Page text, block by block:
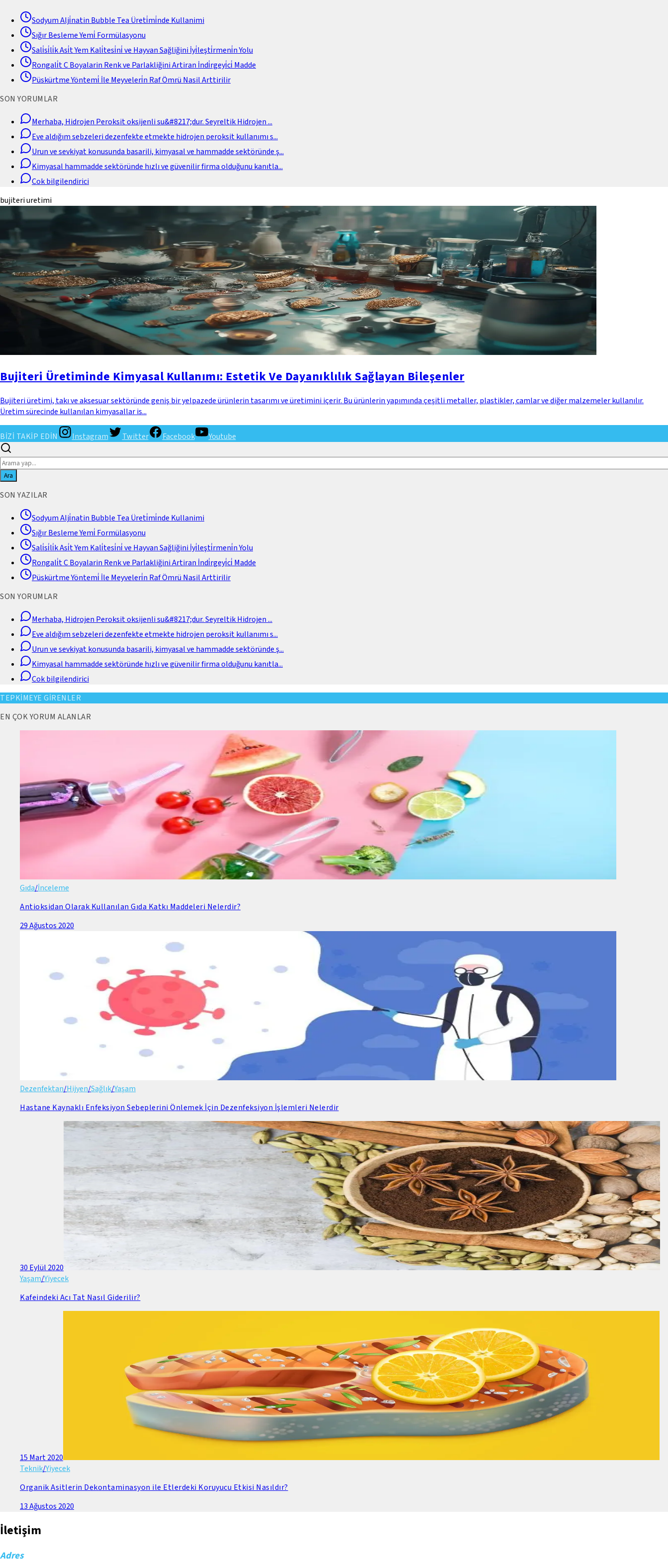
Sodyum Alji̇natin Bubble Tea Üreti̇mi̇nde Kullanimi
Sığır Besleme Yemi̇ Formülasyonu
Sali̇si̇li̇k Asi̇t Yem Kali̇tesi̇ni̇ ve Hayvan Sağliğini İyi̇leşti̇rmeni̇n Yolu
Rongali̇t C Boyalarin Renk ve Parlakliğini Artiran İndi̇rgeyi̇ci̇ Madde
Püskürtme Yöntemi̇ İle Meyveleri̇n Raf Ömrü Nasil Arttirilir
SON YORUMLAR
Merhaba, Hidrojen Peroksit oksijenli su&#8217;dur. Seyreltik Hidrojen...
Eve aldığım sebzeleri dezenfekte etmekte hidrojen peroksit kullanımı s...
Urun ve sevkiyat konusunda basarili, kimyasal ve hammadde sektöründe ş...
Kimyasal hammadde sektöründe hızlı ve güvenilir firma olduğunu kanıtla...
Cok bilgilendirici
bujiteri uretimi
Bujiteri Üretiminde Kimyasal Kullanımı: Estetik Ve Dayanıklılık Sağlayan Bileşenler
Bujiteri üretimi, takı ve aksesuar sektöründe geniş bir yelpazede ürünlerin tasarımı ve üretimini içerir. Bu ürünlerin yapımında çeşitli metaller, plastikler, camlar ve diğer malzemeler kullanılır.
Üretim sürecinde kullanılan kimyasallar is...
BİZİ TAKİP EDİN Instagram Twitter Facebook Youtube
Ara
SON YAZILAR
Sodyum Alji̇natin Bubble Tea Üreti̇mi̇nde Kullanimi
Sığır Besleme Yemi̇ Formülasyonu
Sali̇si̇li̇k Asi̇t Yem Kali̇tesi̇ni̇ ve Hayvan Sağliğini İyi̇leşti̇rmeni̇n Yolu
Rongali̇t C Boyalarin Renk ve Parlakliğini Artiran İndi̇rgeyi̇ci̇ Madde
Püskürtme Yöntemi̇ İle Meyveleri̇n Raf Ömrü Nasil Arttirilir
SON YORUMLAR
Merhaba, Hidrojen Peroksit oksijenli su&#8217;dur. Seyreltik Hidrojen...
Eve aldığım sebzeleri dezenfekte etmekte hidrojen peroksit kullanımı s...
Urun ve sevkiyat konusunda basarili, kimyasal ve hammadde sektöründe ş...
Kimyasal hammadde sektöründe hızlı ve güvenilir firma olduğunu kanıtla...
Cok bilgilendirici
TEPKİMEYE GİRENLER
EN ÇOK YORUM ALANLAR
Gıda/İnceleme
Antioksidan Olarak Kullanılan Gıda Katkı Maddeleri Nelerdir?
29 Ağustos 2020
Dezenfektan/Hijyen/Sağlık/Yaşam
Hastane Kaynaklı Enfeksiyon Sebeplerini Önlemek İçin Dezenfeksiyon İşlemleri Nelerdir
30 Eylül 2020
Yaşam/Yiyecek
Kafeindeki Acı Tat Nasıl Giderilir?
15 Mart 2020
Teknik/Yiyecek
Organik Asitlerin Dekontaminasyon ile Etlerdeki Koruyucu Etkisi Nasıldır?
13 Ağustos 2020
İletişim
Adres